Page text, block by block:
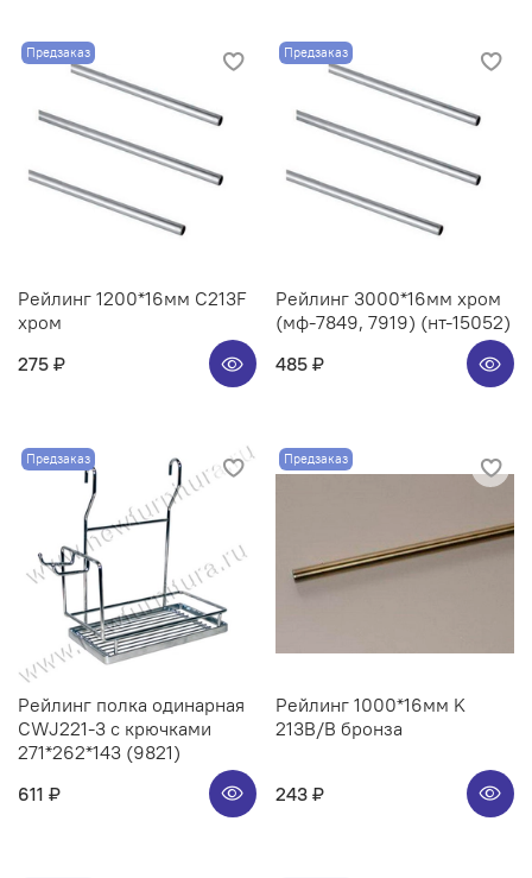
Предзаказ
Рейлинг 1200*16мм C213F
хром
275 ₽
Предзаказ
Рейлинг 3000*16мм хром
(мф-7849, 7919) (нт-15052)
485 ₽
Предзаказ
Рейлинг полка одинарная
CWJ221-3 с крючками
271*262*143 (9821)
611 ₽
Предзаказ
Рейлинг 1000*16мм K
213B/B бронза
243 ₽